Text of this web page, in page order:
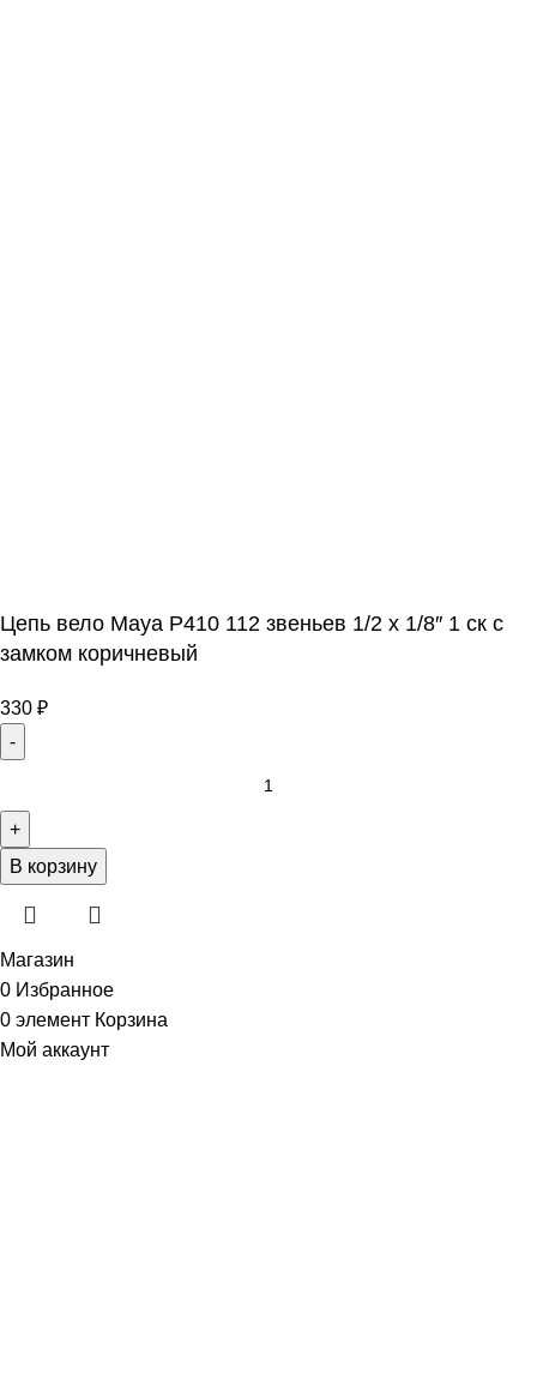
Цепь вело Maya P410 112 звеньев 1/2 х 1/8″ 1 ск с
замком коричневый
330 ₽
В корзину
Магазин
0 Избранное
0 элемент Корзина
Мой аккаунт